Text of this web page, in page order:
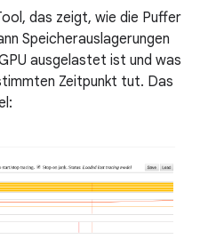
das zeigt, wie die Puffer
Speicherauslagerungen
ausgelastet ist und was
Zeitpunkt tut. Das